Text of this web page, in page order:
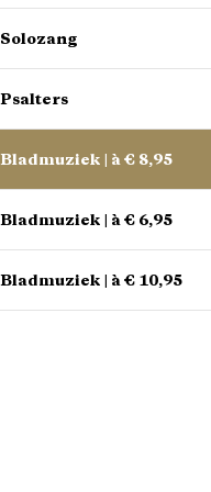
Solozang
Psalters
Bladmuziek | à € 8,95
Bladmuziek | à € 6,95
Bladmuziek | à € 10,95